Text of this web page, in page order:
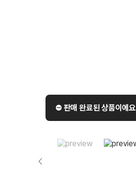
⛔️ 판매 완료된 상품이에요